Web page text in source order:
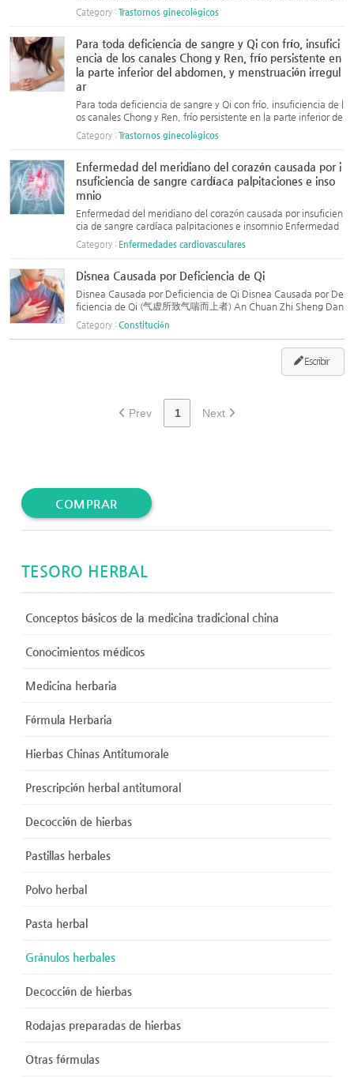
struación irregular Insuficiencia de los meridianos Chong y Re
n, frío persistente en el abdomen inferior, dolor en el o...
Category : Trastornos ginecológicos
Para toda deficiencia de sangre y Qi con frío, insufici
encia de los canales Chong y Ren, frío persistente en
la parte inferior del abdomen, y menstruación irregul
ar
Para toda deficiencia de sangre y Qi con frío, insuficiencia de l
os canales Chong y Ren, frío persistente en la parte inferior de
l abdomen, y menstruación irregular Para toda deficiencia de
sangre y Qi con frío, insuficiencia de los canales ...
Category : Trastornos ginecológicos
Enfermedad del meridiano del corazón causada por i
nsuficiencia de sangre cardíaca palpitaciones e inso
mnio
Enfermedad del meridiano del corazón causada por insuficien
cia de sangre cardíaca palpitaciones e insomnio Enfermedad
del meridiano del corazón causada por insuficiencia de sangre
cardíaca palpitaciones e insomnio 心血少所致心经之病，怔
Category : Enfermedades cardiovasculares
Disnea Causada por Deficiencia de Qi
Disnea Causada por Deficiencia de Qi Disnea Causada por De
ficiencia de Qi (气虚所致气喘而上者) An Chuan Zhi Sheng Dan
(安喘至圣丹, Píldora Suprema para Aliviar la Disnea) Prescripc
ión (Ingredientes): 人参 (Rén Shēn) – Ginseng (La dosis debe ...
Category : Constitución
Escribir
Prev 1 Next
COMPRAR
TESORO HERBAL
Conceptos básicos de la medicina tradicional china
Conocimientos médicos
Medicina herbaria
Fórmula Herbaria
Hierbas Chinas Antitumorale
Prescripción herbal antitumoral
Decocción de hierbas
Pastillas herbales
Polvo herbal
Pasta herbal
Gránulos herbales
Decocción de hierbas
Rodajas preparadas de hierbas
Otras fórmulas